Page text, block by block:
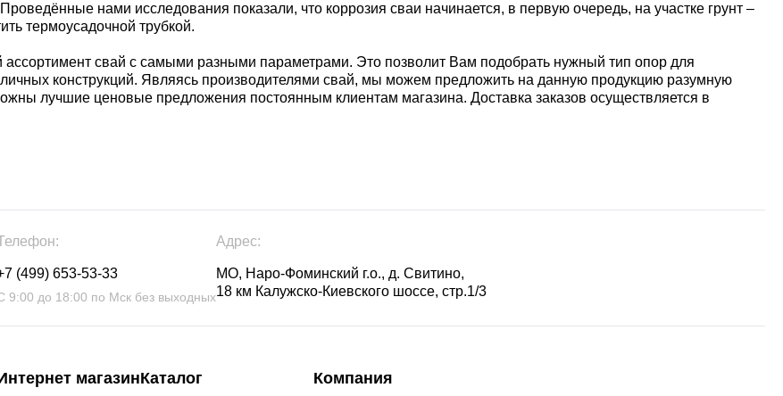
нами исследования показали, что коррозия сваи начинается, в первую очередь, на участке грунт –
термоусадочной трубкой.
свай с самыми разными параметрами. Это позволит Вам подобрать нужный тип опор для
конструкций. Являясь производителями свай, мы можем предложить на данную продукцию разумную
лучшие ценовые предложения постоянным клиентам магазина. Доставка заказов осуществляется в
(499) 653-53-33
9:00 до 18:00 по Мск без выходных
Адрес:
МО, Наро-Фоминский г.о., д. Свитино,
18 км Калужско-Киевского шоссе, стр.1/3
магазинКаталог Компания